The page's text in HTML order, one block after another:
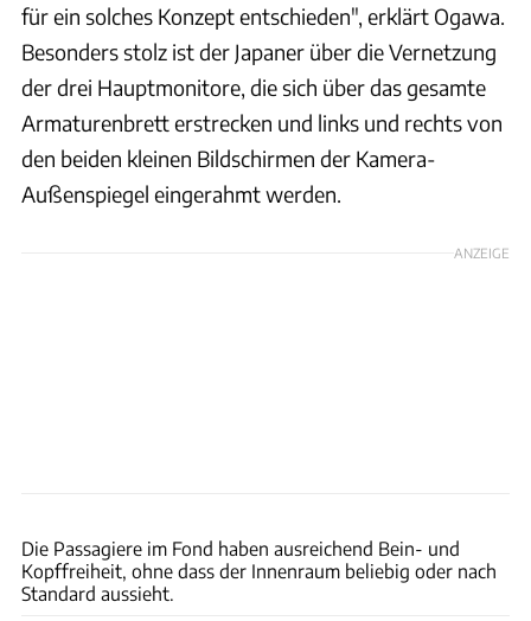
für ein solches Konzept entschieden", erklärt Ogawa.
Besonders stolz ist der Japaner über die Vernetzung
der drei Hauptmonitore, die sich über das gesamte
Armaturenbrett erstrecken und links und rechts von
den beiden kleinen Bildschirmen der Kamera-
Außenspiegel eingerahmt werden.
ANZEIGE
Die Passagiere im Fond haben ausreichend Bein- und
Kopffreiheit, ohne dass der Innenraum beliebig oder nach
Standard aussieht.